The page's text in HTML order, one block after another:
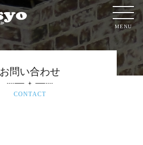
MENU
お問い合わせ